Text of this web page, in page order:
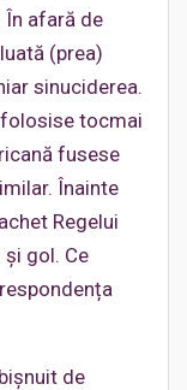
afară de
(prea)
sinuciderea.
tocmai
fusese
Înainte
Regelui
gol. Ce
de